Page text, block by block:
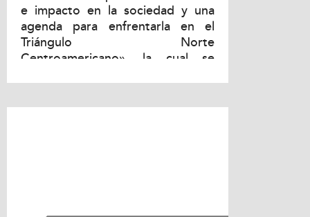
e impacto en la sociedad y una
agenda para enfrentarla en el
Triángulo Norte
Centroamericano», la cual se